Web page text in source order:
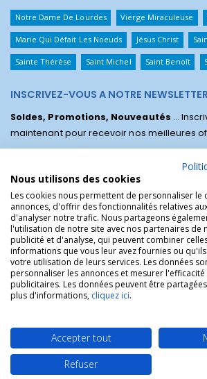
Notre Dame De Lourdes Vierge Miraculeuse
Marie Qui Défait Les Noeuds Jésus Christ
Sainte Thérèse Saint Michel Saint Benoît
INSCRIVEZ-VOUS A NOTRE
Soldes, Promotions, Nouveautés ...
maintenant pour recevoir nos meilleures
La Boutique des Chrétiens © | La boutique
référence !.
Nous utilisons des cookies
Les cookies nous permettent de personnaliser le
annonces, d'offrir des fonctionnalités relatives
d'analyser notre trafic. Nous partageons
l'utilisation de notre site avec nos partenaires de
publicité et d'analyse, qui peuvent combiner
informations que vous leur avez fournies ou
votre utilisation de leurs services. Les données
personnaliser les annonces et mesurer
publicitaires. Les données peuvent être
plus d'informations, cliquez ici.
Accepter tout
Refuser